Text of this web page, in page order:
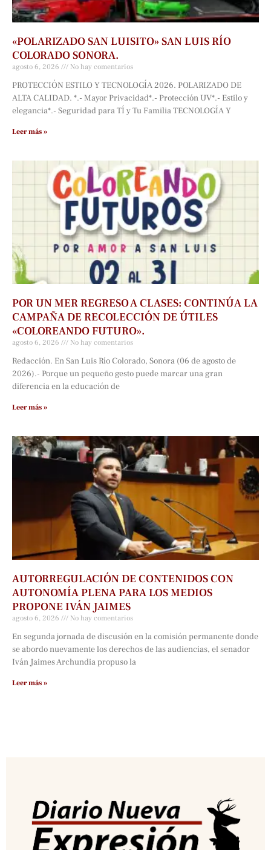
«POLARIZADO SAN LUISITO» SAN LUIS RÍO
COLORADO SONORA.
agosto 6, 2026 No hay comentarios
PROTECCIÓN ESTILO Y TECNOLOGÍA 2026. POLARIZADO DE
ALTA CALIDAD. *.- Mayor Privacidad*.- Protección UV*.- Estilo y
elegancia*.- Seguridad para TÍ y Tu Familia TECNOLOGÍA Y
Leer más »
POR UN MER REGRESO A CLASES: CONTINÚA LA
CAMPAÑA DE RECOLECCIÓN DE ÚTILES
«COLOREANDO FUTURO».
agosto 6, 2026 No hay comentarios
Redacción. En San Luis Río Colorado, Sonora (06 de agosto de
2026).- Porque un pequeño gesto puede marcar una gran
diferencia en la educación de
Leer más »
AUTORREGULACIÓN DE CONTENIDOS CON
AUTONOMÍA PLENA PARA LOS MEDIOS
PROPONE IVÁN JAIMES
agosto 6, 2026 No hay comentarios
En segunda jornada de discusión en la comisión permanente donde
se abordo nuevamente los derechos de las audiencias, el senador
Iván Jaimes Archundia propuso la
Leer más »